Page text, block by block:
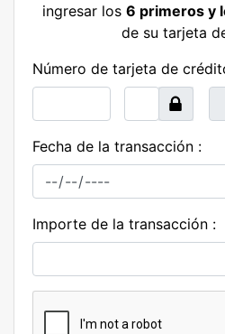
ingresar los 6 primeros y
de su tarjeta
Número de tarjeta de
Fecha de la transacción :
Importe de la transacción :